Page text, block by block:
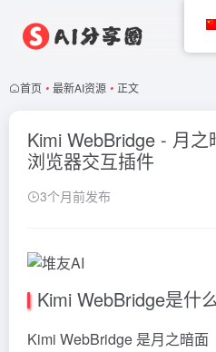
首页 • 最新AI资源 • 正文
Kimi WebBridge - 月
浏览器交互插件
3个月前发布
Kimi WebBridge是什
Kimi WebBridge 是月之暗面